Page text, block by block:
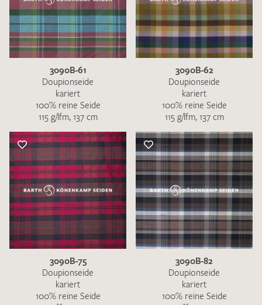
3090B-61
Doupionseide
kariert
100% reine Seide
115 g/lfm, 137 cm
3090B-62
Doupionseide
kariert
100% reine Seide
115 g/lfm, 137 cm
3090B-75
Doupionseide
kariert
100% reine Seide
3090B-82
Doupionseide
kariert
100% reine Seide